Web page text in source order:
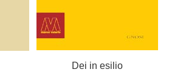
Dei in esilio